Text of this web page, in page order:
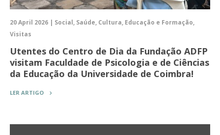
20 April 2026 | Social, Saúde, Cultura, Educação e Formação,
Visitas
Utentes do Centro de Dia da Fundação ADFP
visitam Faculdade de Psicologia e de Ciências
da Educação da Universidade de Coimbra!
LER ARTIGO